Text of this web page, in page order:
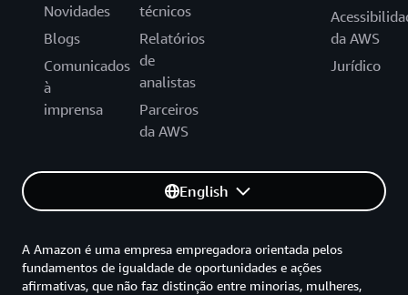
Novidades
Blogs
Comunicados
à
imprensa
técnicos
Relatórios
de
analistas
Parceiros
da AWS
da AWS
Jurídico
English
A Amazon é uma empresa empregadora orientada pelos
fundamentos de igualdade de oportunidades e ações
afirmativas, que não faz distinção entre minorias, mulheres,